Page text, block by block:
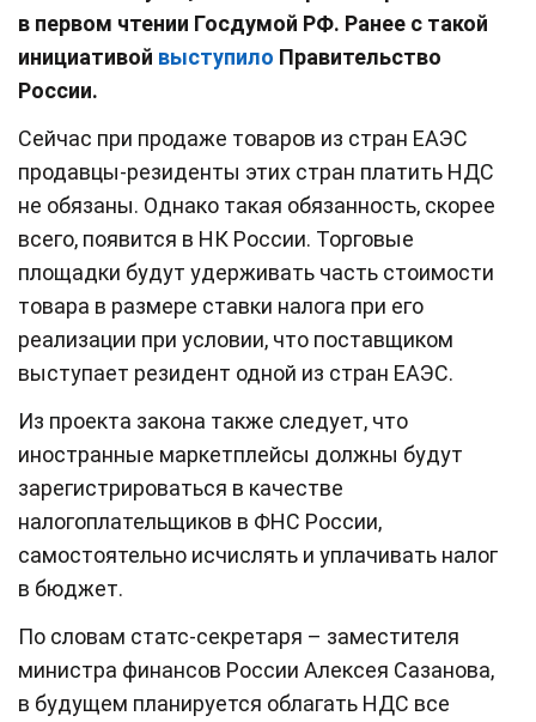
в первом чтении Госдумой РФ. Ранее с такой
инициативой выступило Правительство
России.
Сейчас при продаже товаров из стран ЕАЭС
продавцы-резиденты этих стран платить НДС
не обязаны. Однако такая обязанность, скорее
всего, появится в НК России. Торговые
площадки будут удерживать часть стоимости
товара в размере ставки налога при его
реализации при условии, что поставщиком
выступает резидент одной из стран ЕАЭС.
Из проекта закона также следует, что
иностранные маркетплейсы должны будут
зарегистрироваться в качестве
налогоплательщиков в ФНС России,
самостоятельно исчислять и уплачивать налог
в бюджет.
По словам статс-секретаря – заместителя
министра финансов России Алексея Сазанова,
в будущем планируется облагать НДС все